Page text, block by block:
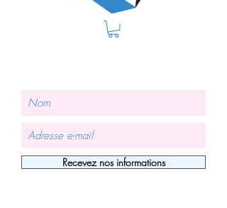
Recevez nos informations